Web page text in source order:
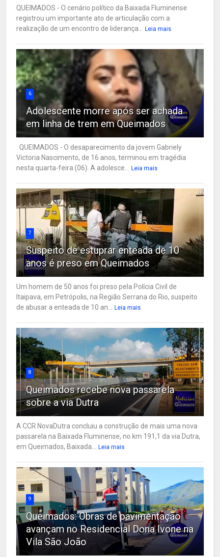
QUEIMADOS - O cenário político da Baixada Fluminense
registrou um importante ato de articulação com a
realização de um encontro de liderança...
Leia mais
6
Adolescente morre após ser achada
em linha de trem em Queimados
QUEIMADOS - O desaparecimento da jovem Gabriely
Victoria Nascimento, de 16 anos, terminou em tragédia
nesta quarta-feira (06). A adolesce...
Leia mais
7
Suspeito de estuprar enteada de 10
anos é preso em Queimados
Um homem de 50 anos foi preso pela Polícia Civil de
Itaipava, em Petrópolis, na Região Serrana do Rio, suspeito
de abusar a enteada de 10 an...
Leia mais
8
Queimados recebe nova passarela
sobre a via Dutra
A CCR NovaDutra concluiu a construção de mais uma nova
passarela na Baixada Fluminense, no km 191,1 da via Dutra,
em Queimados, Baixada...
Leia mais
9
Queimados: Obras de pavimentação
avançam no Residencial Dona Ivone na
Vila São João